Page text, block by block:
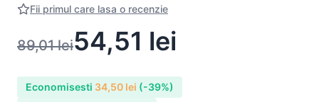
Fii primul care lasa o recenzie
89,01lei54,51 lei
Economisesti 34,50 lei (-39%)